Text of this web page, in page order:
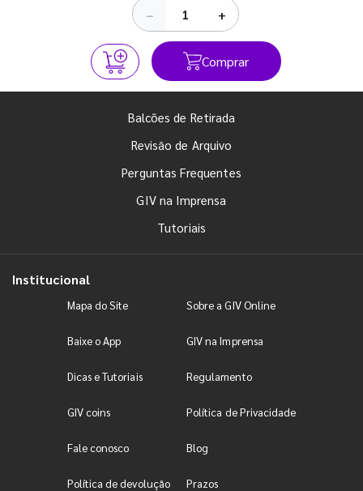
− +
Comprar
Balcões de Retirada
Revisão de Arquivo
Perguntas Frequentes
GIV na Imprensa
Tutoriais
Institucional
Mapa do Site Sobre a GIV Online
Baixe o App GIV na Imprensa
Dicas e Tutoriais Regulamento
GIV coins Política de Privacidade
Fale conosco Blog
Política de devolução Prazos